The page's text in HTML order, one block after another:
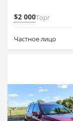
$2 000Торг
Частное лицо